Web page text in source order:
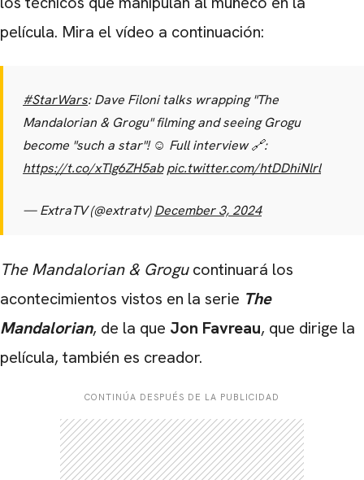
película. Mira el vídeo a continuación:
#StarWars: Dave Filoni talks wrapping "The
Mandalorian & Grogu" filming and seeing Grogu
become "such a star"! ☺️ Full interview 🔗:
https://t.co/xTlg6ZH5ab pic.twitter.com/htDDhiNlrl
— ExtraTV (@extratv)December 3, 2024
The Mandalorian & Grogu continuará los
acontecimientos vistos en la serie The
Mandalorian, de la que Jon Favreau, que dirige la
película, también es creador.
CONTINÚA DESPUÉS DE LA PUBLICIDAD